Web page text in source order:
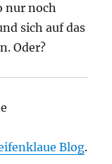
nur noch
sich auf das
Oder?
Blog.